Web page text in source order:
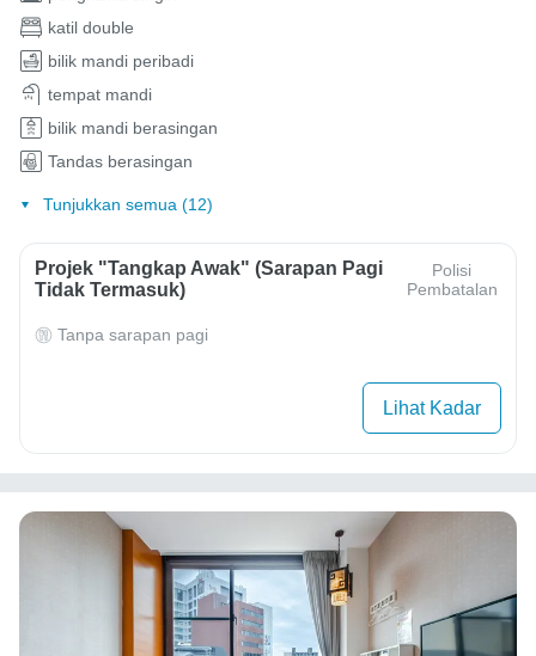
katil double
bilik mandi peribadi
tempat mandi
bilik mandi berasingan
Tandas berasingan
Tunjukkan semua (12)
Projek "Tangkap Awak" (Sarapan Pagi
Tidak Termasuk)
Polisi
Pembatalan
Tanpa sarapan pagi
Lihat Kadar